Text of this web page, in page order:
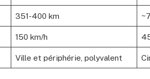
351-400 km
150 km/h
Ville et périphérie, polyvalent